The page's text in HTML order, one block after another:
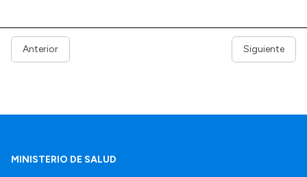
Anterior Siguiente
MINISTERIO DE SALUD